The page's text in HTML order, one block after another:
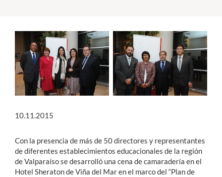
10.11.2015
Con la presencia de más de 50 directores y representantes
de diferentes establecimientos educacionales de la región
de Valparaíso se desarrolló una cena de camaradería en el
Hotel Sheraton de Viña del Mar en el marco del “Plan de